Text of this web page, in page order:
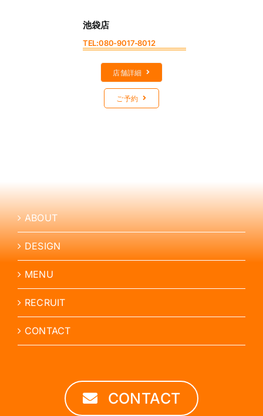
池袋店
TEL:080-9017-8012
店舗詳細
ご予約
ABOUT
DESIGN
MENU
RECRUIT
CONTACT
CONTACT